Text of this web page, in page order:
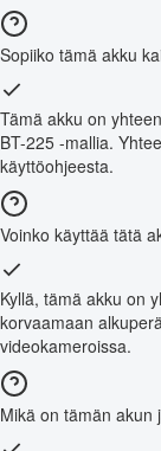
Sopiiko tämä akku
Tämä akku on
BT-225 -mallia.
käyttöohjeesta.
Voinko käyttää tätä
Kyllä, tämä akku on
korvaamaan
videokameroissa.
Mikä on tämän akun